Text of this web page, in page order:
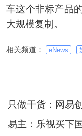
车这个非标产品
大规模复制。
相关频道： eNews
只做干货：网易
易主：乐视买下